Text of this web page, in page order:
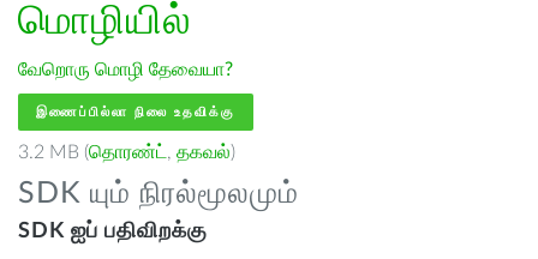
மொழியில்
வேறொரு மொழி தேவையா?
இணைப்பில்லா நிலை உதவிக்கு
3.2 MB (தொரண்ட் , தகவல்)
SDK யும் நிரல்மூலமும்
SDK ஐப் பதிவிறக்கு